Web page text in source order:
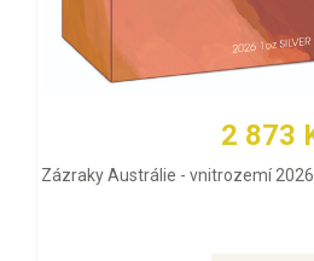
2 873
Zázraky Austrálie - vnitrozemí